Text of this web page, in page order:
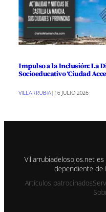
Impulso a la Inclusión: La
Socioeducativo ‘Ciudad
VILLARRUBIA | 16 JULIO 2026
Villarrubiadelosojos.net
dependiente de
Artículos patrocinados